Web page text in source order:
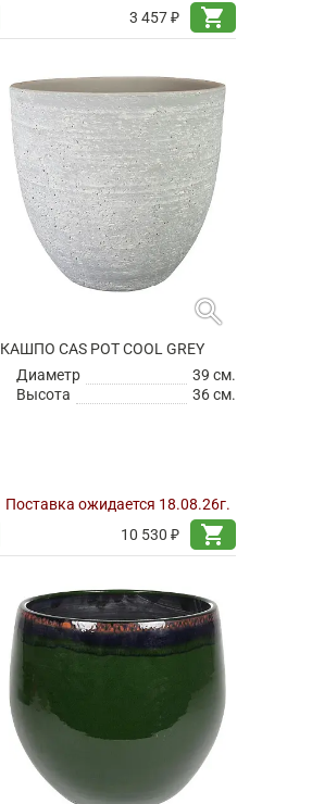
3 457 ₽
shopping_cart
search
КАШПО CAS POT COOL GREY
Диаметр
39 см.
Высота
36 см.
Поставка ожидается 18.08.26г.
10 530 ₽
shopping_cart